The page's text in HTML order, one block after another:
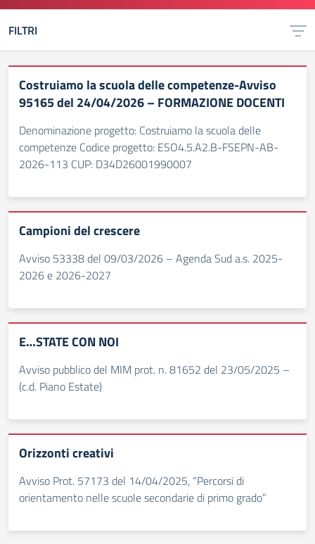
FILTRI
Costruiamo la scuola delle competenze-Avviso
95165 del 24/04/2026 – FORMAZIONE DOCENTI
Denominazione progetto: Costruiamo la scuola delle
competenze Codice progetto: ESO4.5.A2.B-FSEPN-AB-
2026-113 CUP: D34D26001990007
Campioni del crescere
Avviso 53338 del 09/03/2026 – Agenda Sud a.s. 2025-
2026 e 2026-2027
E…STATE CON NOI
Avviso pubblico del MIM prot. n. 81652 del 23/05/2025 –
(c.d. Piano Estate)
Orizzonti creativi
Avviso Prot. 57173 del 14/04/2025, “Percorsi di
orientamento nelle scuole secondarie di primo grado”